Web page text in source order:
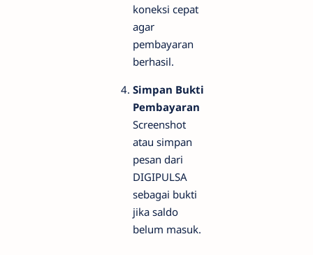
koneksi cepat
agar
pembayaran
berhasil.
Simpan Bukti
Pembayaran
Screenshot
atau simpan
pesan dari
DIGIPULSA
sebagai bukti
jika saldo
belum masuk.